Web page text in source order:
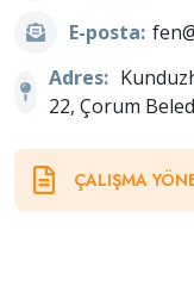
E-posta:
Adres:
22, Çorum
ÇALIŞMA